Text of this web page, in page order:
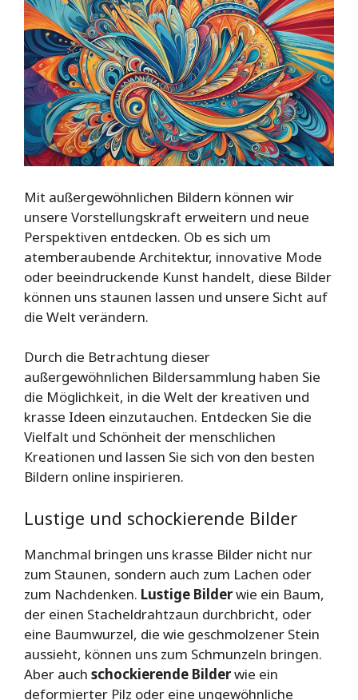
Mit außergewöhnlichen Bildern können wir
unsere Vorstellungskraft erweitern und neue
Perspektiven entdecken. Ob es sich um
atemberaubende Architektur, innovative Mode
oder beeindruckende Kunst handelt, diese Bilder
können uns staunen lassen und unsere Sicht auf
die Welt verändern.
Durch die Betrachtung dieser
außergewöhnlichen Bildersammlung haben Sie
die Möglichkeit, in die Welt der kreativen und
krasse Ideen einzutauchen. Entdecken Sie die
Vielfalt und Schönheit der menschlichen
Kreationen und lassen Sie sich von den besten
Bildern online inspirieren.
Lustige und schockierende Bilder
Manchmal bringen uns krasse Bilder nicht nur
zum Staunen, sondern auch zum Lachen oder
zum Nachdenken. Lustige Bilderwie ein Baum,
der einen Stacheldrahtzaun durchbricht, oder
eine Baumwurzel, die wie geschmolzener Stein
aussieht, können uns zum Schmunzeln bringen.
Aber auch schockierende Bilderwie ein
deformierter Pilz oder eine ungewöhnliche